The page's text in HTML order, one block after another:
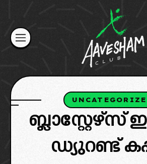
content
ബ്ലാസ്റ്റേഴ്‌സ്
ഡ്യുറണ്ട്